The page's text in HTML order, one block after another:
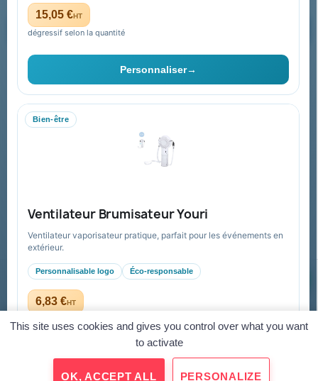
15,05 €HT
dégressif selon la quantité
Personnaliser→
Bien-être
Ventilateur Brumisateur Youri
Ventilateur vaporisateur pratique, parfait pour les événements en
extérieur.
Personnalisable logo Éco-responsable
6,83 €HT
Personnaliser→
Vous pouvez vous désinscrire à tout moment. Vous trouverez pour
cela nos informations de contact dans les conditions d'utilisation du
site.
Collectivités & administrations
Devis, mandat administratif et facturation Chorus Pro
Espace collectivités
© 2026 Goodies Pub France — Tous droits réservés
Mentions légales
Virement Mandat administratif Visa Mastercard
This site uses cookies and gives you control over what you want
to activate
OK, ACCEPT ALL PERSONALIZE